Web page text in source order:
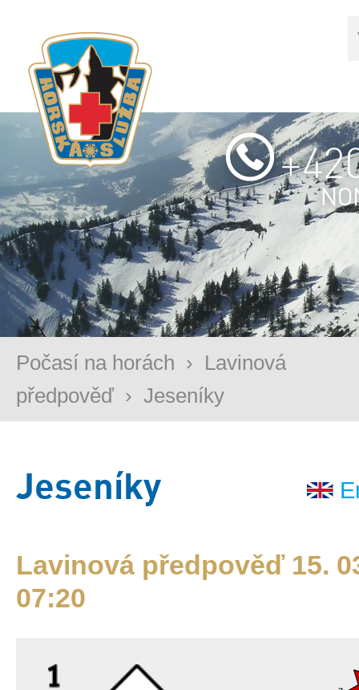
Počasí na horách › Lavinová
předpověď › Jeseníky
Jeseníky
Lavinová předpověď 15.
07:20